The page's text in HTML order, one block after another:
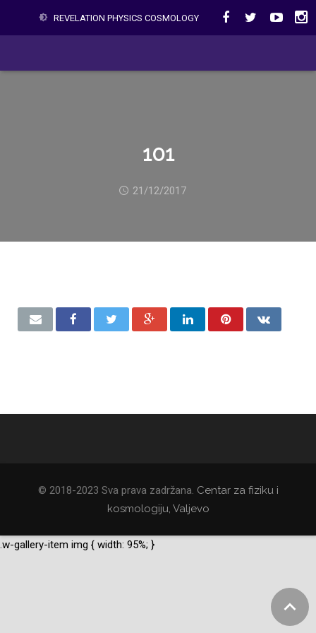
REVELATION PHYSICS COSMOLOGY
101
21/12/2017
© 2018-2023 Sva prava zadržana. Centar za fiziku i
kosmologiju, Valjevo
.w-gallery-item img { width: 95%; }